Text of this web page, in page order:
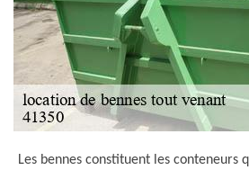
Les bennes constituent les conteneurs